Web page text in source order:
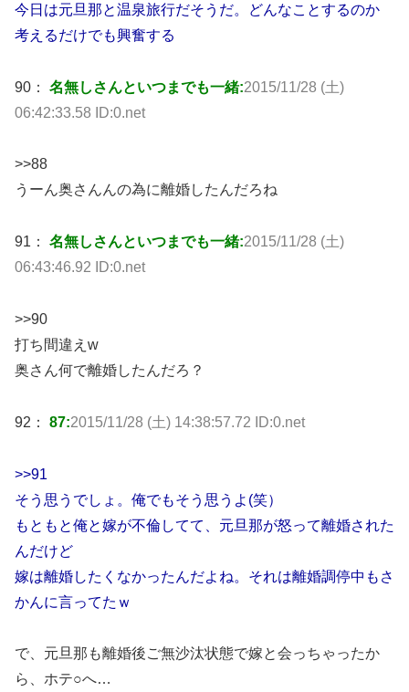
今日は元旦那と温泉旅行だそうだ。どんなことするのか
考えるだけでも興奮する
90： 名無しさんといつまでも一緒:2015/11/28 (土)
06:42:33.58 ID:0.net
>>88
うーん奥さんんの為に離婚したんだろね
91： 名無しさんといつまでも一緒:2015/11/28 (土)
06:43:46.92 ID:0.net
>>90
打ち間違えw
奥さん何で離婚したんだろ？
92： 87:2015/11/28 (土) 14:38:57.72 ID:0.net
>>91
そう思うでしょ。俺でもそう思うよ(笑）
もともと俺と嫁が不倫してて、元旦那が怒って離婚された
んだけど
嫁は離婚したくなかったんだよね。それは離婚調停中もさ
かんに言ってたｗ
で、元旦那も離婚後ご無沙汰状態で嫁と会っちゃったか
ら、ホテ○へ…